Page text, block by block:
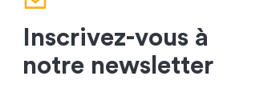
Inscrivez-vous à
notre newsletter